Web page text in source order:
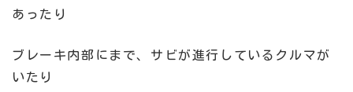
あったり
ブレーキ内部にまで、サビが進行しているクルマが
いたり